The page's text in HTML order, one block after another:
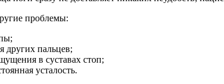
проблемы:
других пальцев;
в суставах стоп;
усталость.